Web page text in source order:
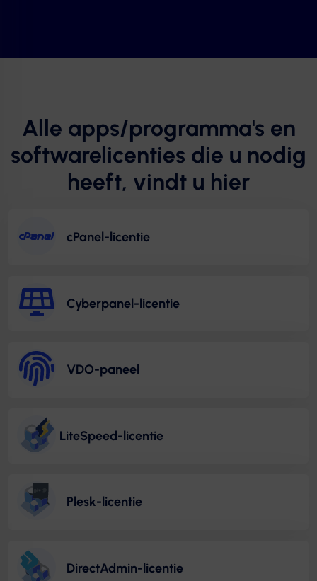
Alle apps/programma's en
softwarelicenties die u nodig
heeft, vindt u hier
cPanel-licentie
Cyberpanel-licentie
VDO-paneel
LiteSpeed-licentie
Plesk-licentie
DirectAdmin-licentie